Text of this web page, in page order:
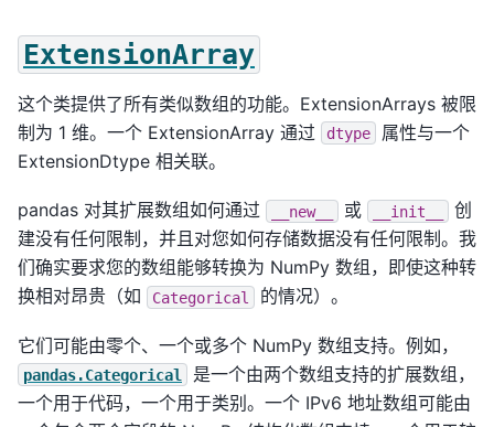
ExtensionArray
这个类提供了所有类似数组的功能。ExtensionArrays 被限
制为 1 维。一个 ExtensionArray 通过
dtype
属性与一个
ExtensionDtype 相关联。
pandas 对其扩展数组如何通过 __new__ 或 __init__
创
建没有任何限制，并且对您如何存储数据没有任何限制。我
们确实要求您的数组能够转换为 NumPy 数组，即使这种转
换相对昂贵（如
Categorical 的情况）。
它们可能由零个、一个或多个 NumPy 数组支持。例如，
pandas.Categorical
是一个由两个数组支持的扩展数组，
一个用于代码，一个用于类别。一个 IPv6 地址数组可能由